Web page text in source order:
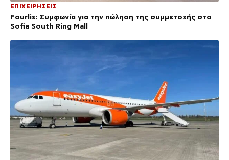
ΕΠΙΧΕΙΡΗΣΕΙΣ
Fourlis: Συμφωνία για την πώληση της συμμετοχής στο
Sofia South Ring Mall